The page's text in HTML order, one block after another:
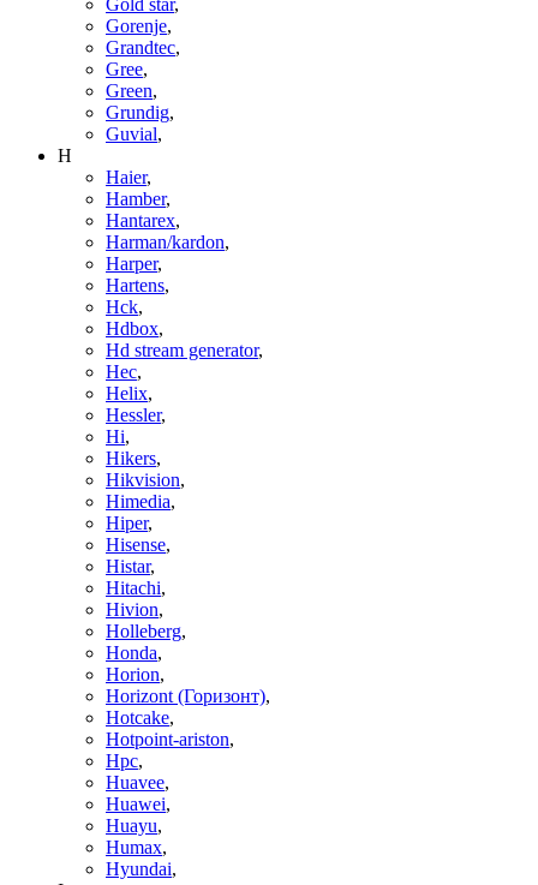
Gorenje,
Grandtec,
Gree,
Green,
Grundig,
Guvial,
H
Haier,
Hamber,
Hantarex,
Harman/kardon,
Harper,
Hartens,
Hck,
Hdbox,
Hd stream generator,
Hec,
Helix,
Hessler,
Hi,
Hikers,
Hikvision,
Himedia,
Hiper,
Hisense,
Histar,
Hitachi,
Hivion,
Holleberg,
Honda,
Horion,
Horizont (Горизонт),
Hotcake,
Hotpoint-ariston,
Hpc,
Huavee,
Huawei,
Huayu,
Humax,
Hyundai,